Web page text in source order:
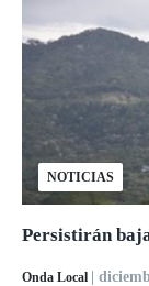
NOTICIAS
Persistirán
Onda Local |